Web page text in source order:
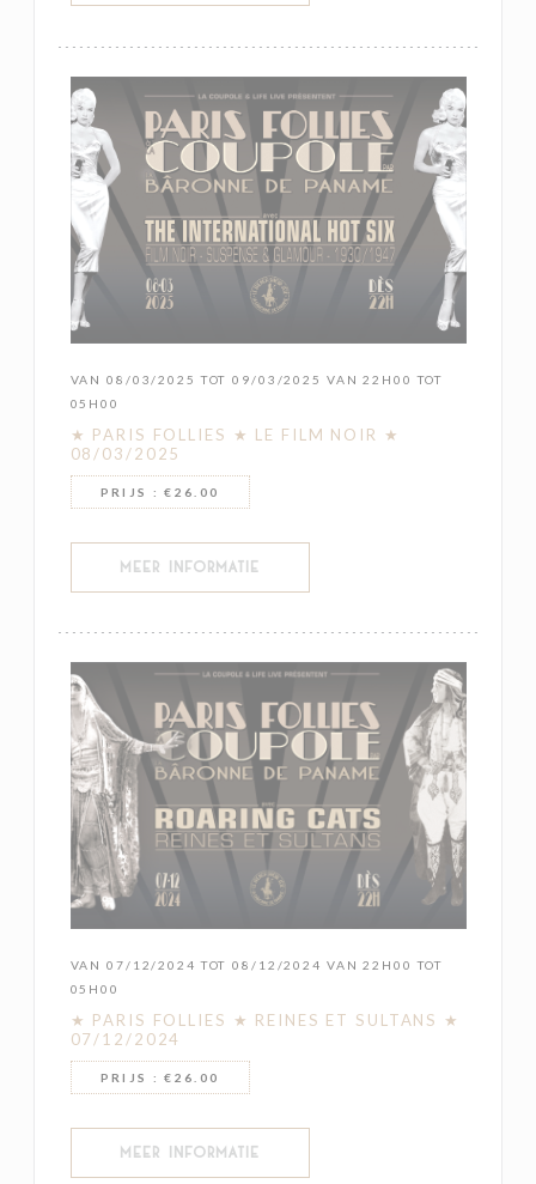
VAN 08/03/2025 TOT 09/03/2025 VAN 22H00 TOT
05H00
★ PARIS FOLLIES ★ LE FILM NOIR ★
08/03/2025
PRIJS : €26.00
MEER INFORMATIE
VAN 07/12/2024 TOT 08/12/2024 VAN 22H00 TOT
05H00
★ PARIS FOLLIES ★ REINES ET SULTANS ★
07/12/2024
PRIJS : €26.00
MEER INFORMATIE